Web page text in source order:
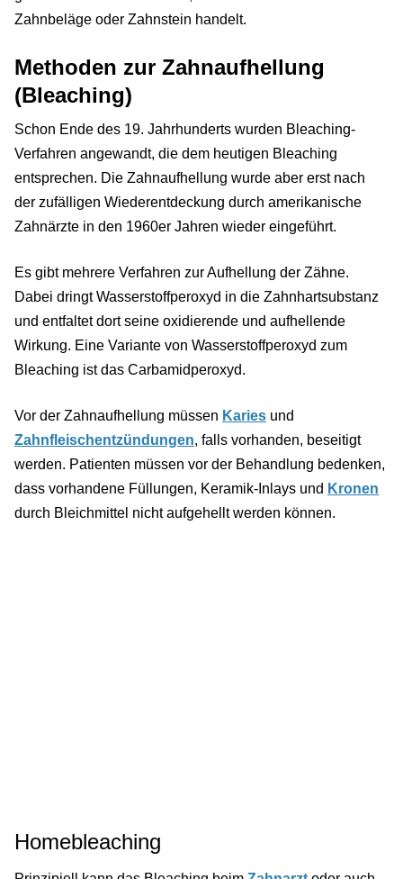
Zahnbeläge oder Zahnstein handelt.
Methoden zur Zahnaufhellung
(Bleaching)
Schon Ende des 19. Jahrhunderts wurden Bleaching-
Verfahren angewandt, die dem heutigen Bleaching
entsprechen. Die Zahnaufhellung wurde aber erst nach
der zufälligen Wiederentdeckung durch amerikanische
Zahnärzte in den 1960er Jahren wieder eingeführt.
Es gibt mehrere Verfahren zur Aufhellung der Zähne.
Dabei dringt Wasserstoffperoxyd in die Zahnhartsubstanz
und entfaltet dort seine oxidierende und aufhellende
Wirkung. Eine Variante von Wasserstoffperoxyd zum
Bleaching ist das Carbamidperoxyd.
Vor der Zahnaufhellung müssen Karies und
Zahnfleischentzündungen, falls vorhanden, beseitigt
werden. Patienten müssen vor der Behandlung bedenken,
dass vorhandene Füllungen, Keramik-Inlays und Kronen
durch Bleichmittel nicht aufgehellt werden können.
Homebleaching